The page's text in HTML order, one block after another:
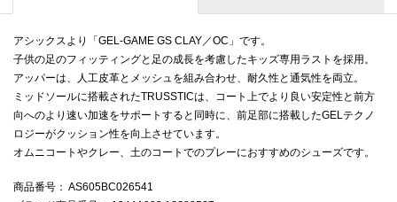
アシックスより「GEL-GAME GS CLAY／OC」です。
子供の足のフィッティングと足の成長を考慮したキッズ専用ラストを採用。
アッパーは、人工皮革とメッシュを組み合わせ、耐久性と通気性を両立。
ミッドソールに搭載されたTRUSSTICは、コート上でより良い安定性と前方
向へのより速い加速をサポートすると同時に、前足部に搭載したGELテクノ
ロジーがクッション性を向上させています。
オムニコートやクレー、土のコートでのプレーにおすすめのシューズです。
商品番号 ： AS605BC026541